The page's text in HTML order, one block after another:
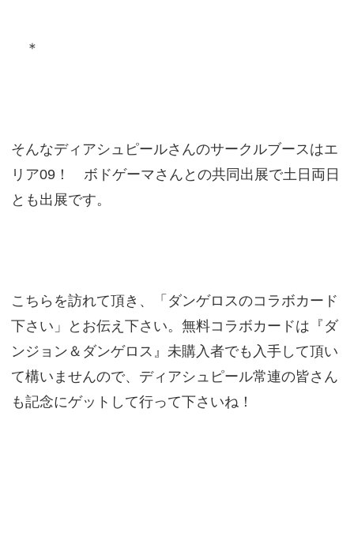
＊
そんなディアシュピールさんのサークルブースはエ
リア09！ ボドゲーマさんとの共同出展で土日両日
とも出展です。
こちらを訪れて頂き、「ダンゲロスのコラボカード
下さい」とお伝え下さい。無料コラボカードは『ダ
ンジョン＆ダンゲロス』未購入者でも入手して頂い
て構いませんので、ディアシュピール常連の皆さん
も記念にゲットして行って下さいね！